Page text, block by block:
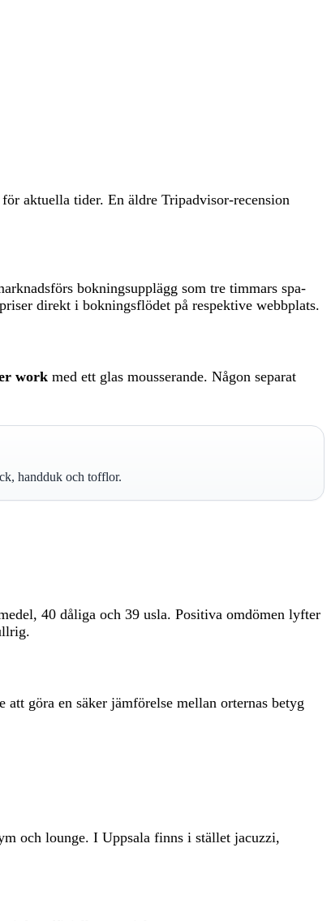
aktuella tider. En äldre Tripadvisor-recension
bokningsupplägg som tre timmars spa-
direkt i bokningsflödet på respektive webbplats.
work med ett glas mousserande. Någon separat
handduk och tofflor.
40 dåliga och 39 usla. Positiva omdömen lyfter
göra en säker jämförelse mellan orternas betyg
och lounge. I Uppsala finns i stället jacuzzi,